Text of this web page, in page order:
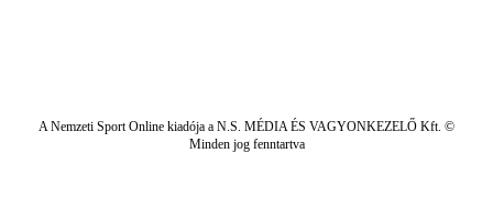
A Nemzeti Sport Online kiadója a N.S. MÉDIA ÉS VAGYONKEZELŐ Kft. ©
Minden jog fenntartva